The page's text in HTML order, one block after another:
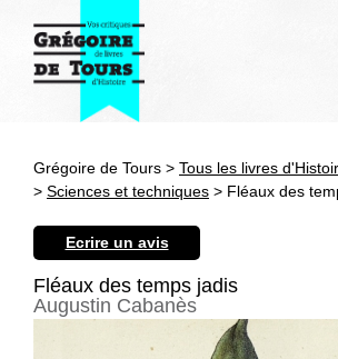
Antiquité
Epoque moderne
Révolution et
Grégoire de Tours > Tous les livres
> Sciences et techniques > Fléaux des
Ecrire un avis
Fléaux des temps jadis
Augustin Cabanès